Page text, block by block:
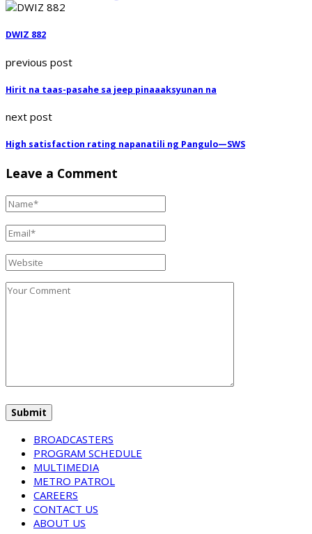
DWIZ 882
previous post
Hirit na taas-pasahe sa jeep pinaaaksyunan na
next post
High satisfaction rating napanatili ng Pangulo—SWS
Leave a Comment
BROADCASTERS
PROGRAM SCHEDULE
MULTIMEDIA
METRO PATROL
CAREERS
CONTACT US
ABOUT US